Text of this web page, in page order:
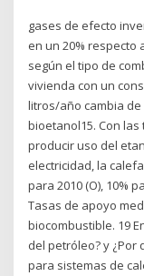
gases de efecto
en un 20% respecto
según el tipo de
vivienda con un
litros/año cambia de
bioetanol15. Con
producir uso del
electricidad, la
para 2010 (O), 10%
Tasas de apoyo
biocombustible. 19
del petróleo? y ¿Por
para sistemas de